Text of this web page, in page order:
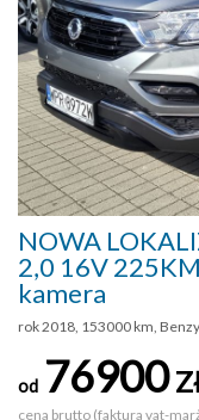
NOWA
2,0 16V
kamera
rok 2018, 153000 km,
od 76900
cena brutto (faktura vat-